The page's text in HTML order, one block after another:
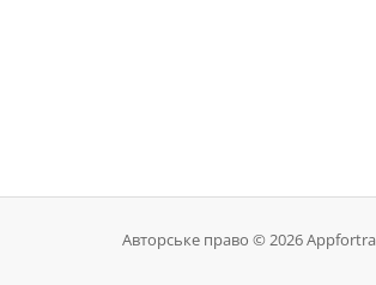
Авторське право © 2026